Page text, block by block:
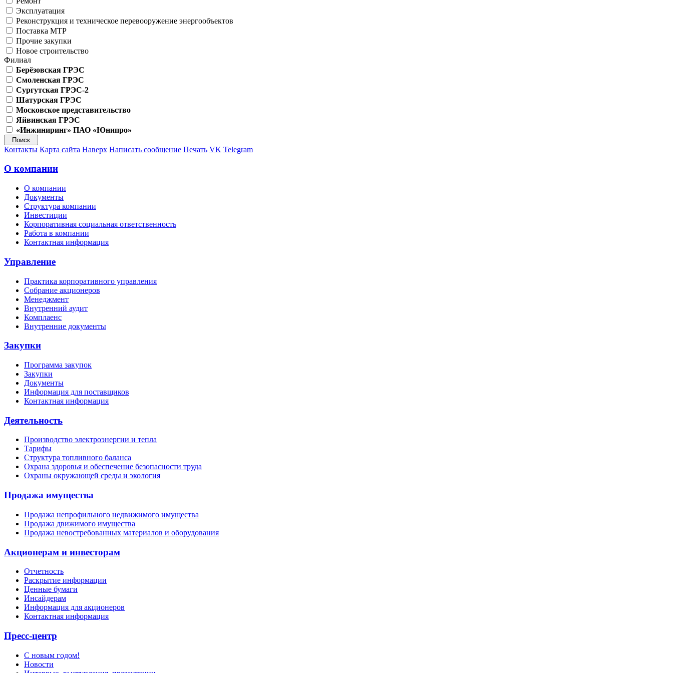
Эксплуатация
Реконструкция и техническое перевооружение энергообъектов
Поставка МТР
Прочие закупки
Новое строительство
Филиал
Берёзовская ГРЭС
Смоленская ГРЭС
Сургутская ГРЭС-2
Шатурская ГРЭС
Московское представительство
Яйвинская ГРЭС
«Инжиниринг» ПАО «Юнипро»
Контакты Карта сайта Наверх Написать сообщение Печать VK Telegram
О компании
О компании
Документы
Структура компании
Инвестиции
Корпоративная социальная ответственность
Работа в компании
Контактная информация
Управление
Практика корпоративного управления
Собрание акционеров
Менеджмент
Внутренний аудит
Комплаенс
Внутренние документы
Закупки
Программа закупок
Закупки
Документы
Информация для поставщиков
Контактная информация
Деятельность
Производство электроэнергии и тепла
Тарифы
Структура топливного баланса
Охрана здоровья и обеспечение безопасности труда
Охраны окружающей среды и экология
Продажа имущества
Продажа непрофильного недвижимого имущества
Продажа движимого имущества
Продажа невостребованных материалов и оборудования
Акционерам и инвесторам
Отчетность
Раскрытие информации
Ценные бумаги
Инсайдерам
Информация для акционеров
Контактная информация
Пресс-центр
С новым годом!
Новости